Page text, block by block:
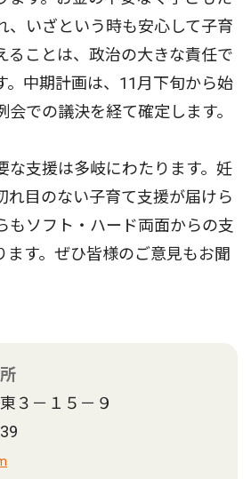
、いざという時も安心して子育
ることは、政治の大きな責任で
。中期計画は、11月下旬から始
会での議決を経て確定します。
支援は多岐にわたります。妊
れ目のない子育て支援が届けら
もソフト・ハード両面からの支
ます。ぜひ皆様のご意見もお聞
３－１５－９